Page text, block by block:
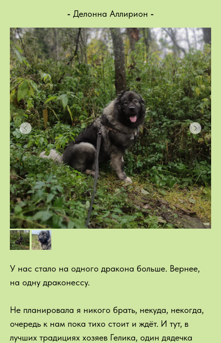
- Делонна Аллирион -
У нас стало на одного дракона больше. Вернее,
на одну драконессу.
Не планировала я никого брать, некуда, некогда,
очередь к нам пока тихо стоит и ждёт. И тут, в
лучших традициях хозяев Гелика, один дядечка